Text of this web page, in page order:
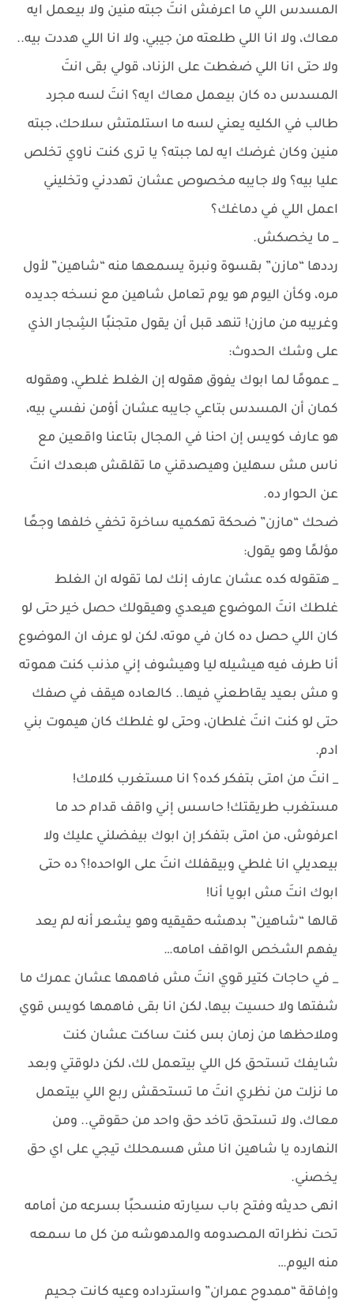
المسدس اللي ما اعرفش انتَ جبته منين ولا بيعمل ايه
معاك، ولا انا اللي طلعته من جيبي، ولا انا اللي هددت بيه..
ولا حتى انا اللي ضغطت على الزناد، قولي بقى انتَ
المسدس ده كان بيعمل معاك ايه؟ انتَ لسه مجرد
طالب في الكليه يعني لسه ما استلمتش سلاحك، جبته
منين وكان غرضك ايه لما جبته؟ يا ترى كنت ناوي تخلص
عليا بيه؟ ولا جايبه مخصوص عشان تهددني وتخليني
اعمل اللي في دماغك؟
_ ما يخصكش.
رددها “مازن” بقسوة ونبرة يسمعها منه “شاهين” لأول
مره، وكأن اليوم هو يوم تعامل شاهين مع نسخه جديده
وغريبه من مازن! تنهد قبل أن يقول متجنبًا الشِجار الذي
على وشك الحدوث:
_ عمومًا لما ابوك يفوق هقوله إن الغلط غلطي، وهقوله
كمان أن المسدس بتاعي جايبه عشان أؤمن نفسي بيه،
هو عارف كويس إن احنا في المجال بتاعنا واقعين مع
ناس مش سهلين وهيصدقني ما تقلقش هبعدك انتَ
عن الحوار ده.
ضحك “مازن” ضحكة تهكميه ساخرة تخفي خلفها وجعًا
مؤلمًا وهو يقول:
_ هتقوله كده عشان عارف إنك لما تقوله ان الغلط
غلطك انتَ الموضوع هيعدي وهيقولك حصل خير حتى لو
كان اللي حصل ده كان في موته، لكن لو عرف ان الموضوع
أنا طرف فيه هيشيله ليا وهيشوف إني مذنب كنت هموته
و مش بعيد يقاطعني فيها.. كالعاده هيقف في صفك
حتى لو كنت انتَ غلطان، وحتى لو غلطك كان هيموت بني
ادم.
_ انتَ من امتى بتفكر كده؟ انا مستغرب كلامك!
مستغرب طريقتك! حاسس إني واقف قدام حد ما
اعرفوش، من امتى بتفكر إن ابوك بيفضلني عليك ولا
بيعديلي انا غلطي وبيقفلك انتَ على الواحده!؟ ده حتى
ابوك انتَ مش ابويا أنا!
قالها “شاهين” بدهشه حقيقيه وهو يشعر أنه لم يعد
يفهم الشخص الواقف امامه…
_ في حاجات كتير قوي انتَ مش فاهمها عشان عمرك ما
شفتها ولا حسيت بيها، لكن انا بقى فاهمها كويس قوي
وملاحظها من زمان بس كنت ساكت عشان كنت
شايفك تستحق كل اللي بيتعمل لك، لكن دلوقتي وبعد
ما نزلت من نظري انتَ ما تستحقش ربع اللي بيتعمل
معاك، ولا تستحق تاخد حق واحد من حقوقي.. ومن
النهارده يا شاهين انا مش هسمحلك تيجي على اي حق
يخصني.
انهى حديثه وفتح باب سيارته منسحبًا بسرعه من أمامه
تحت نظراته المصدومه والمدهوشه من كل ما سمعه
منه اليوم…
وإفاقة “ممدوح عمران” واسترداده وعيه كانت جحيم